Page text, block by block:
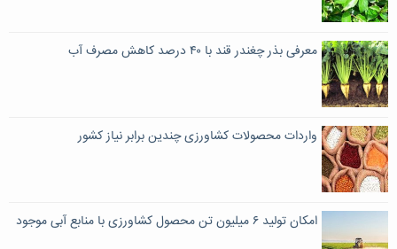
معرفی بذر چغندر قند با ۴۰ درصد کاهش مصرف آب
واردات محصولات کشاورزی چندین برابر نیاز کشور
امکان تولید ۶ میلیون تن محصول کشاورزی با منابع آبی موجود